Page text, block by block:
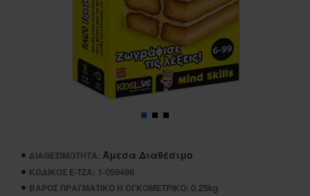
ΔΙΑΘΕΣΙΜΌΤΗΤΑ: Άμεσα Διαθέσιμο
ΚΩΔΙΚΌΣ E-TZA: 1-059486
ΒΆΡΟΣ ΠΡΑΓΜΑΤΙΚΌ Ή ΟΓΚΟΜΕΤΡΙΚΌ: 0.25kg